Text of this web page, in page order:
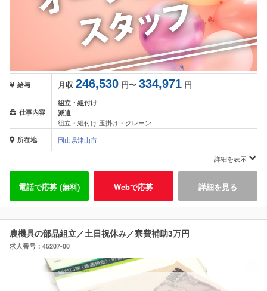
給与 月収 246,530 円〜 334,971 円
仕事内容
組立・組付け
派遣
組立・組付け 玉掛け・クレーン
所在地
岡山県津山市
詳細を表示
電話で応募 (無料) Webで応募 詳細を見る
農機具の部品組立／土日祝休み／寮費補助3万円
求人番号：45207-00